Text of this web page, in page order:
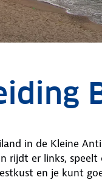
in de Kleine
rijdt er links,
en je kunt